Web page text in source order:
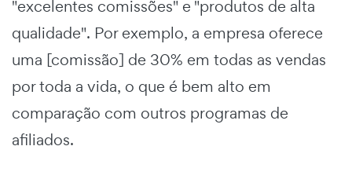
"excelentes comissões" e "produtos de alta
qualidade". Por exemplo, a empresa oferece
uma [comissão] de 30% em todas as vendas
por toda a vida, o que é bem alto em
comparação com outros programas de
afiliados.